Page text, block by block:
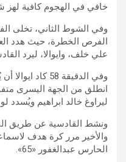
خافي في الهجوم كافية لهز
وفي الشوط الثاني، تخلى
الفرص الخطرة، حيث هدد
علي خلف، وايوالا، ليرد
وفي الدقيقة 58
انطلق من الجهة اليسرى
ليراوغ خالد ابراهيم ويُسدد
ونشط القادسية عن طريق
والأخير مرر كرة هدف
الحارس عبدالغفور «65».